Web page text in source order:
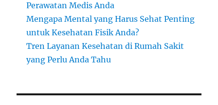
Perawatan Medis Anda
Mengapa Mental yang Harus Sehat Penting
untuk Kesehatan Fisik Anda?
Tren Layanan Kesehatan di Rumah Sakit
yang Perlu Anda Tahu